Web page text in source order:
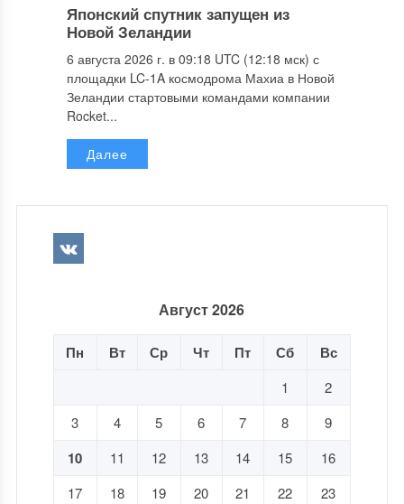
Японский спутник запущен из
Новой Зеландии
6 августа 2026 г. в 09:18 UTC (12:18 мск) с
площадки LC-1A космодрома Махиа в Новой
Зеландии стартовыми командами компании
Rocket...
Далее
Август 2026
Пн Вт Ср Чт Пт Сб Вс
1
2
3
4 5 6 7 8 9
10 11 12 13 14 15
16
17
18 19 20 21 22
23